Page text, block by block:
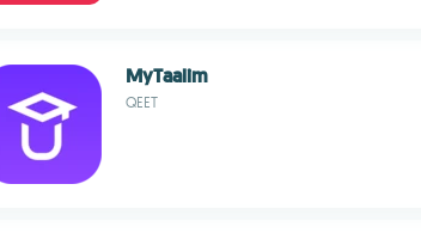
MyTaalim
QEET